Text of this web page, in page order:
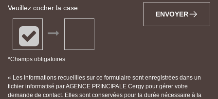
Veuillez cocher la case
*Champs obligatoires
ENVOYER
« Les informations recueillies sur ce formulaire sont enregistrées dans un
fichier informatisé par AGENCE PRINCIPALE Cergy pour gérer votre
demande de contact. Elles sont conservées pour la durée nécessaire à la